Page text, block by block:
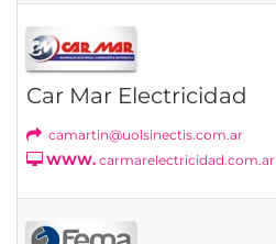
Car Mar Electricidad
camartin@uolsinectis.com.ar
WWW. carmarelectricidad.com.ar